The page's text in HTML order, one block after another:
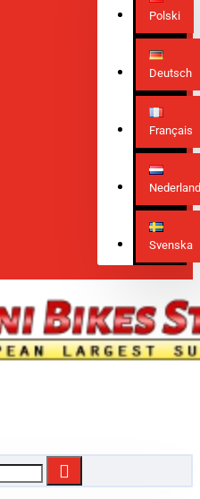
Polski
Deutsch
Français
Svenska